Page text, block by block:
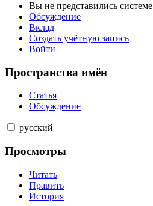
Вы не представились системе
Обсуждение
Вклад
Создать учётную запись
Войти
Пространства имён
Статья
Обсуждение
русский
Просмотры
Читать
Править
История